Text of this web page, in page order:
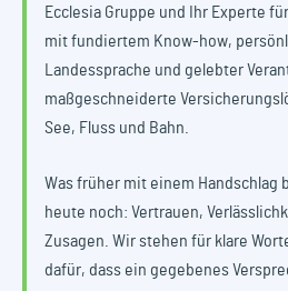
Ecclesia Gruppe und Ihr Experte
mit fundiertem Know-how,
Landessprache und gelebter
maßgeschneiderte
See, Fluss und Bahn.
Was früher mit einem Handschlag
heute noch: Vertrauen,
Zusagen. Wir stehen für klare
dafür, dass ein gegebenes